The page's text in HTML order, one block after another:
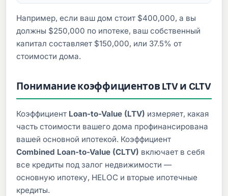
Например, если ваш дом стоит $400,000, а вы
должны $250,000 по ипотеке, ваш собственный
капитал составляет $150,000, или 37.5% от
стоимости дома.
Понимание коэффициентов LTV и CLTV
Коэффициент Loan-to-Value (LTV) измеряет, какая
часть стоимости вашего дома профинансирована
вашей основной ипотекой. Коэффициент
Combined Loan-to-Value (CLTV) включает в себя
все кредиты под залог недвижимости —
основную ипотеку, HELOC и вторые ипотечные
кредиты.